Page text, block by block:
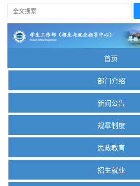
首页
部门介绍
新闻公告
规章制度
思政教育
招生就业